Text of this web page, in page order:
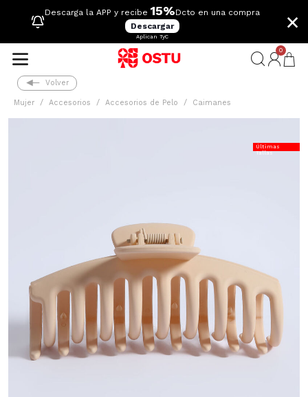
Descarga la APP y recibe 15%Dcto en una compra
Descargar
Aplican TyC
×
0
Volver
Mujer Accesorios Accesorios de Pelo Caimanes
Últimas
Tallas